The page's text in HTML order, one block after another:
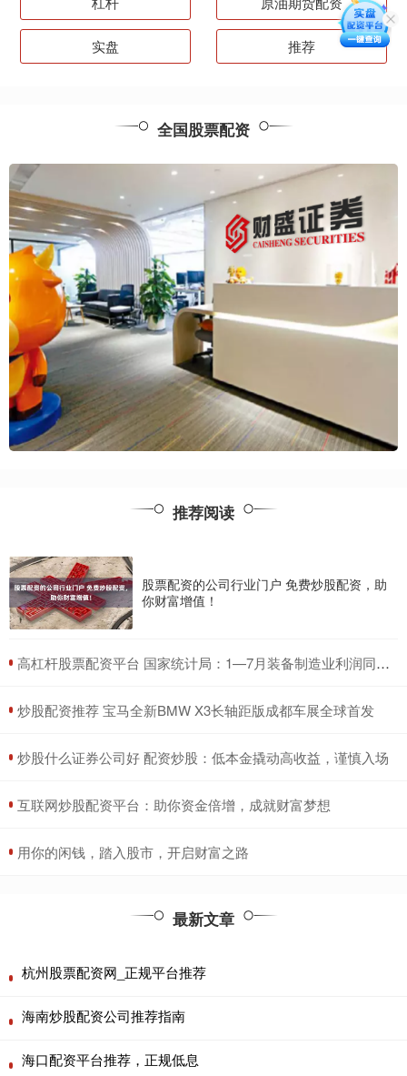
实盘 推荐
全国股票配资
推荐阅读
股票配资的公司行业门户 免费炒股配资，助
你财富增值！
​高杠杆股票配资平台 国家统计局：1—7月装备制造业利润同比增长6.1%
​炒股配资推荐 宝马全新BMW X3长轴距版成都车展全球首发
​炒股什么证券公司好 配资炒股：低本金撬动高收益，谨慎入场
​互联网炒股配资平台：助你资金倍增，成就财富梦想
​用你的闲钱，踏入股市，开启财富之路
最新文章
杭州股票配资网_正规平台推荐
海南炒股配资公司推荐指南
海口配资平台推荐，正规低息